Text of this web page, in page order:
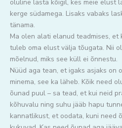
oluline lasta kõigil, kes meie elust
kerge südamega. Lisaks vabaks
tänama.
Ma olen alati elanud teadmises, et
tuleb oma elust välja tõugata. Nii
mõelnud, miks see küll ei õnnestu.
Nüüd aga tean, et igaks asjaks on
minema, see ka läheb. Kõik need
õunad puul – sa tead, et kui neid
kõhuvalu ning suhu jääb hapu
kannatlikust, et oodata, kuni need